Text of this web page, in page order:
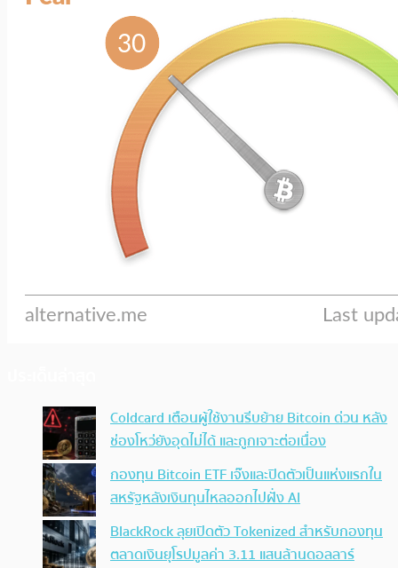
Coldcard เตือนผู้ใช้งานรีบย้าย Bitcoin ด่วน หลัง
ช่องโหว่ยังอุดไม่ได้ และถูกเจาะต่อเนื่อง
กองทุน Bitcoin ETF เจ๊งและปิดตัวเป็นแห่งแรกใน
สหรัฐหลังเงินทุนไหลออกไปฝั่ง AI
BlackRock ลุยเปิดตัว Tokenized สำหรับกองทุน
ตลาดเงินยุโรปมูลค่า 3.11 แสนล้านดอลลาร์